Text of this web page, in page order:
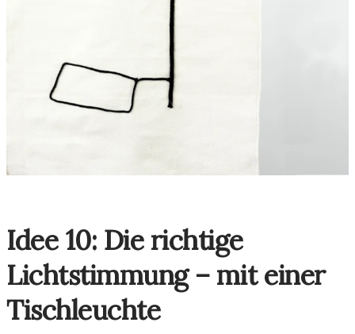
Idee 10: Die richtige
Lichtstimmung – mit einer
Tischleuchte